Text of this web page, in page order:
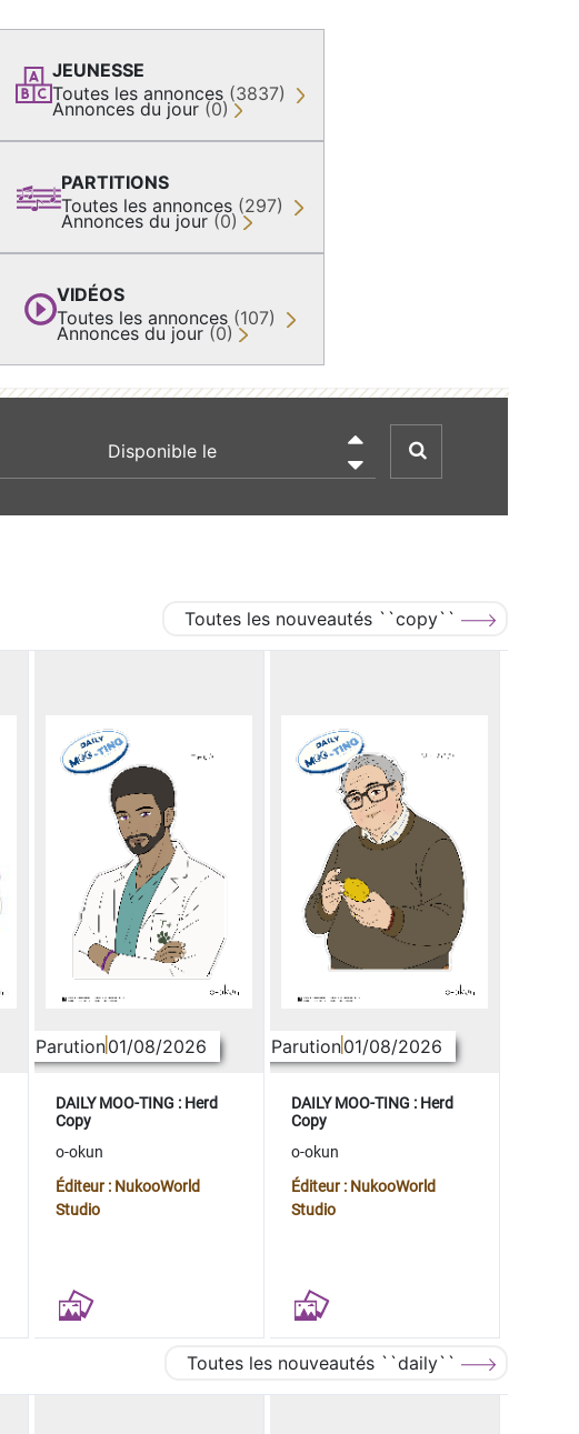
JEUNESSE
Toutes les annonces (3837)
Annonces du jour (0)
PARTITIONS
Toutes les annonces (297)
Annonces du jour (0)
VIDÉOS
Toutes les annonces (107)
Annonces du jour (0)

Toutes les nouveautés ``copy``
Parution01/08/2026
DAILY MOO-TING : Herd
Copy
o-okun
Éditeur : NukooWorld
Studio
Parution01/08/2026
DAILY MOO-TING : Herd
Copy
o-okun
Éditeur : NukooWorld
Studio
Toutes les nouveautés ``daily``